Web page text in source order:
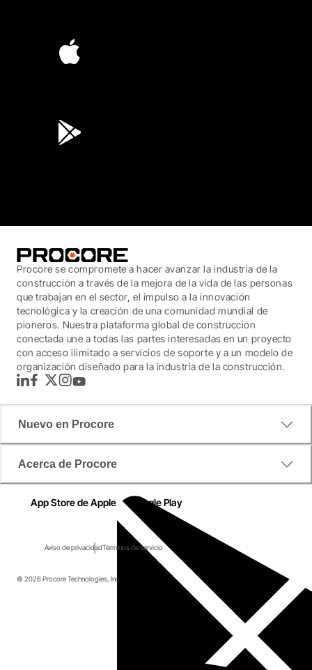
Procore se compromete a hacer avanzar la industria de la
construcción a través de la mejora de la vida de las personas
que trabajan en el sector, el impulso a la innovación
tecnológica y la creación de una comunidad mundial de
pioneros. Nuestra plataforma global de construcción
conectada une a todas las partes interesadas en un proyecto
con acceso ilimitado a servicios de soporte y a un modelo de
organización diseñado para la industria de la construcción.
LinkedInFacebook
TwitterInstagram
YouTube
Nuevo en Procore
Acerca de Procore
App Store de Apple Google Play
Aviso de privacidadTérminos de servicio
© 2026 Procore Technologies, Inc.